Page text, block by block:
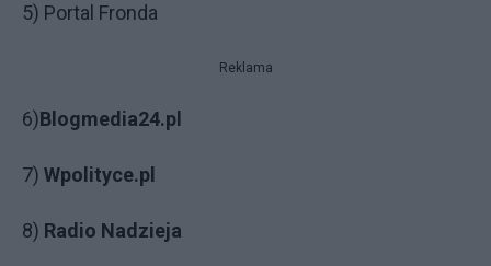
5) Portal Fronda
Reklama
6)Blogmedia24.pl
7) Wpolityce.pl
8) Radio Nadzieja